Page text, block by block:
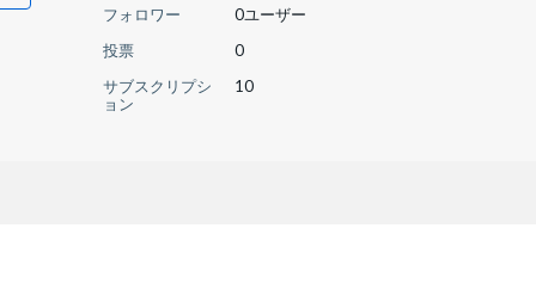
フォロワー
0ユーザー
投票
0
サブスクリプシ
ョン
10